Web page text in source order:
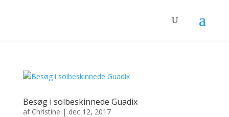
Besøg i solbeskinnede Guadix
af Christine | dec 12, 2017